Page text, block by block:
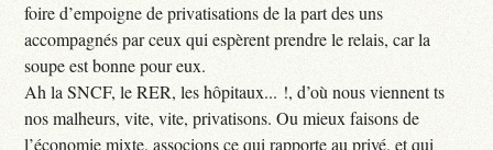
foire d’empoigne de privatisations de la part des uns
accompagnés par ceux qui espèrent prendre le relais, car la
soupe est bonne pour eux.
Ah la SNCF, le RER, les hôpitaux... !, d’où nous viennent ts
nos malheurs, vite, vite, privatisons. Ou mieux faisons de
l’économie mixte, associons ce qui rapporte au privé, et qui